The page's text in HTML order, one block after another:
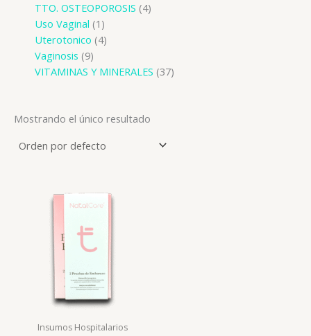
TTO. OSTEOPOROSIS 4
Uso Vaginal 1
Uterotonico 4
Vaginosis 9
VITAMINAS Y MINERALES 37
Mostrando el único resultado
Insumos Hospitalarios